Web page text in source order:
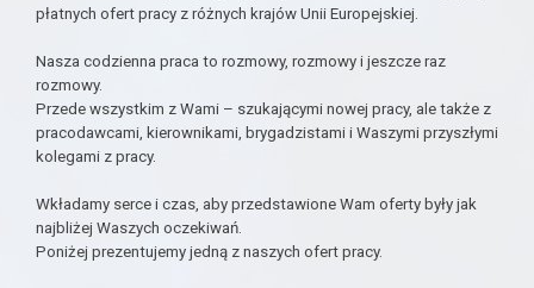
płatnych ofert pracy z różnych krajów Unii Europejskiej.
Nasza codzienna praca to rozmowy, rozmowy i jeszcze raz
rozmowy.
Przede wszystkim z Wami – szukającymi nowej pracy, ale także z
pracodawcami, kierownikami, brygadzistami i Waszymi przyszłymi
kolegami z pracy.
Wkładamy serce i czas, aby przedstawione Wam oferty były jak
najbliżej Waszych oczekiwań.
Poniżej prezentujemy jedną z naszych ofert pracy.